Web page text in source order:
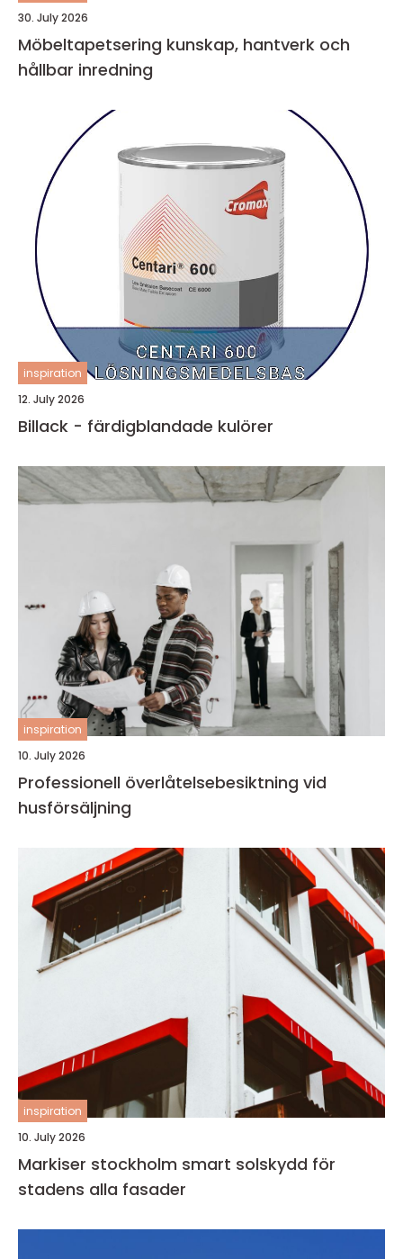
30. July 2026
Möbeltapetsering kunskap, hantverk och
hållbar inredning
inspiration
12. July 2026
Billack - färdigblandade kulörer
inspiration
10. July 2026
Professionell överlåtelsebesiktning vid
husförsäljning
inspiration
10. July 2026
Markiser stockholm smart solskydd för
stadens alla fasader